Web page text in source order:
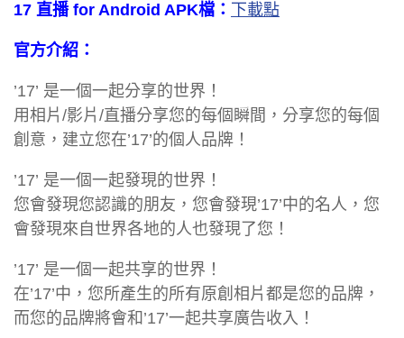
17 直播 for Android APK檔： 下載點
官方介紹：
’17’ 是一個一起分享的世界！
用相片/影片/直播分享您的每個瞬間，分享您的每個
創意，建立您在’17’的個人品牌！
’17’ 是一個一起發現的世界！
您會發現您認識的朋友，您會發現’17’中的名人，您
會發現來自世界各地的人也發現了您！
’17’ 是一個一起共享的世界！
在’17’中，您所產生的所有原創相片都是您的品牌，
而您的品牌將會和’17’一起共享廣告收入！